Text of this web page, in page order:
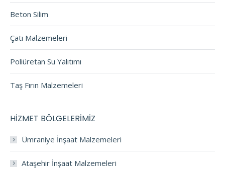
Beton Silim
Çatı Malzemeleri
Poliüretan Su Yalıtımı
Taş Fırın Malzemeleri
HİZMET BÖLGELERİMİZ
Ümraniye İnşaat Malzemeleri
Ataşehir İnşaat Malzemeleri